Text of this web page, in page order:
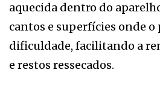
aquecida dentro do
cantos e superfícies onde o
dificuldade, facilitando a
e restos ressecados.